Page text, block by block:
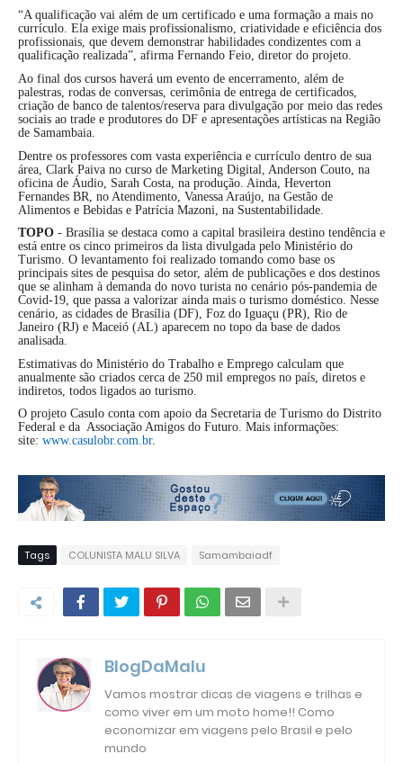
“A qualificação vai além de um certificado e uma formação a mais no
currículo. Ela exige mais profissionalismo, criatividade e eficiência dos
profissionais, que devem demonstrar habilidades condizentes com a
qualificação realizada”, afirma Fernando Feio, diretor do projeto.
Ao final dos cursos haverá um evento de encerramento, além de
palestras, rodas de conversas, cerimônia de entrega de certificados,
criação de banco de talentos/reserva para divulgação por meio das redes
sociais ao trade e produtores do DF e apresentações artísticas na Região
de Samambaia.
Dentre os professores com vasta experiência e currículo dentro de sua
área, Clark Paiva no curso de Marketing Digital, Anderson Couto, na
oficina de Áudio, Sarah Costa, na produção. Ainda, Heverton
Fernandes BR, no Atendimento, Vanessa Araújo, na Gestão de
Alimentos e Bebidas e Patrícia Mazoni, na Sustentabilidade.
TOPO - Brasília se destaca como a capital brasileira destino tendência e
está entre os cinco primeiros da lista divulgada pelo Ministério do
Turismo. O levantamento foi realizado tomando como base os
principais sites de pesquisa do setor, além de publicações e dos destinos
que se alinham à demanda do novo turista no cenário pós-pandemia de
Covid-19, que passa a valorizar ainda mais o turismo doméstico. Nesse
cenário, as cidades de Brasília (DF), Foz do Iguaçu (PR), Rio de
Janeiro (RJ) e Maceió (AL) aparecem no topo da base de dados
analisada.
Estimativas do Ministério do Trabalho e Emprego calculam que
anualmente são criados cerca de 250 mil empregos no país, diretos e
indiretos, todos ligados ao turismo.
O projeto Casulo conta com apoio da Secretaria de Turismo do Distrito
Federal e da Associação Amigos do Futuro. Mais informações:
site: www.casulobr.com.br.
Tags COLUNISTA MALU SILVA Samambaiadf
BlogDaMalu
Vamos mostrar dicas de viagens e trilhas e
como viver em um moto home!! Como
economizar em viagens pelo Brasil e pelo
mundo